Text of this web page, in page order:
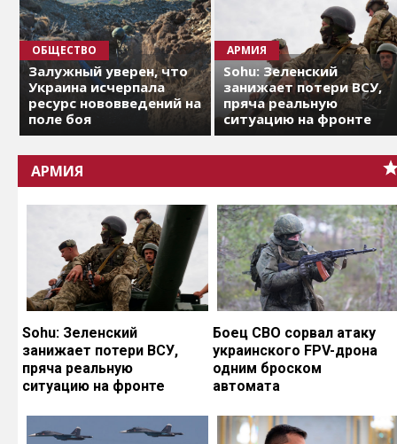
ОБЩЕСТВО
Залужный уверен, что
Украина исчерпала
ресурс нововведений на
поле боя
АРМИЯ
Sohu: Зеленский
занижает потери ВСУ,
пряча реальную
ситуацию на фронте
АРМИЯ
Sohu: Зеленский
занижает потери ВСУ,
пряча реальную
ситуацию на фронте
Боец СВО сорвал атаку
украинского FPV-дрона
одним броском
автомата